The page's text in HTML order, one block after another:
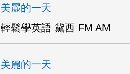
美麗的一天
輕鬆學英語 黛西 FM AM
美麗的一天